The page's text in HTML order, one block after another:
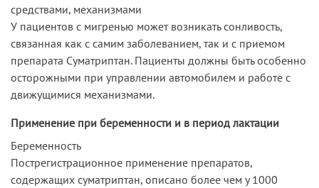
средствами, механизмами
У пациентов с мигренью может возникать сонливость,
связанная как с самим заболеванием, так и с приемом
препарата Суматриптан. Пациенты должны быть особенно
осторожными при управлении автомобилем и работе с
движущимися механизмами.
Применение при беременности и в период лактации
Беременность
Пострегистрационное применение препаратов,
содержащих суматриптан, описано более чем у 1000